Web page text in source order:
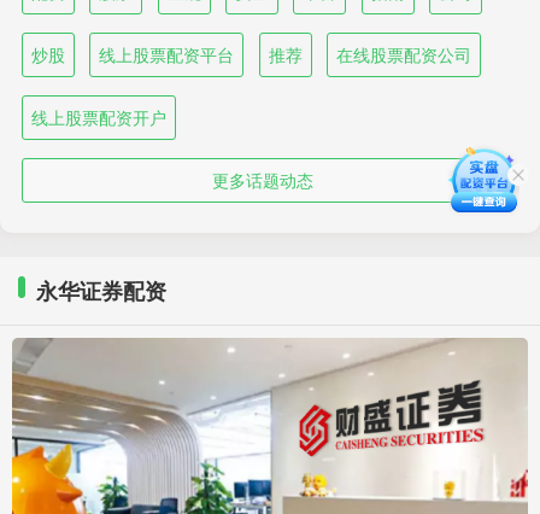
炒股 线上股票配资平台 推荐 在线股票配资公司
线上股票配资开户
更多话题动态
永华证券配资